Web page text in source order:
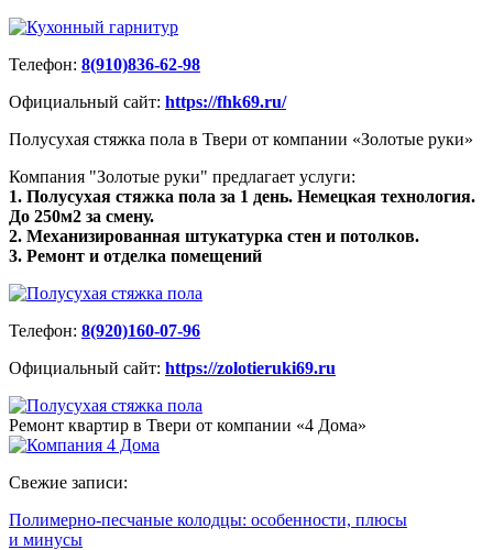
Телефон: 8(910)836-62-98
Официальный сайт: https://fhk69.ru/
Полусухая стяжка пола в Твери от компании «Золотые руки»
Компания "Золотые руки" предлагает услуги:
1. Полусухая стяжка пола за 1 день. Немецкая технология.
До 250м2 за смену.
2. Механизированная штукатурка стен и потолков.
3. Ремонт и отделка помещений
Телефон: 8(920)160-07-96
Официальный сайт: https://zolotieruki69.ru
Ремонт квартир в Твери от компании «4 Дома»
Свежие записи:
Полимерно-песчаные колодцы: особенности, плюсы
и минусы